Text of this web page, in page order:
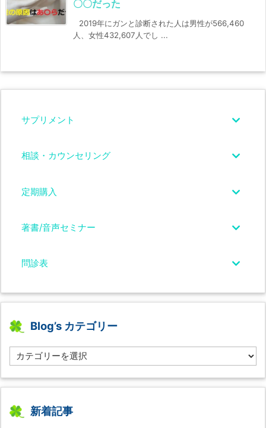
〇〇だった
2019年にガンと診断された人は男性が566,460
人、女性432,607人でし ...
サプリメント
相談・カウンセリング
定期購入
著書/音声セミナー
問診表
Blog’s カテゴリー
l
g’s
テ
新着記事